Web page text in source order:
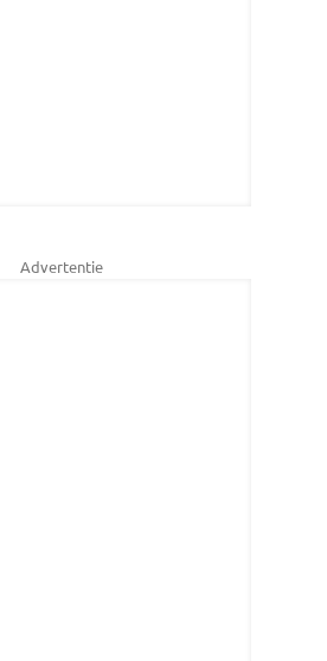
Advertentie